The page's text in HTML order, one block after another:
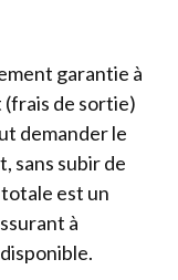
garantie à
(frais de sortie)
demander le
sans subir de
est un
à